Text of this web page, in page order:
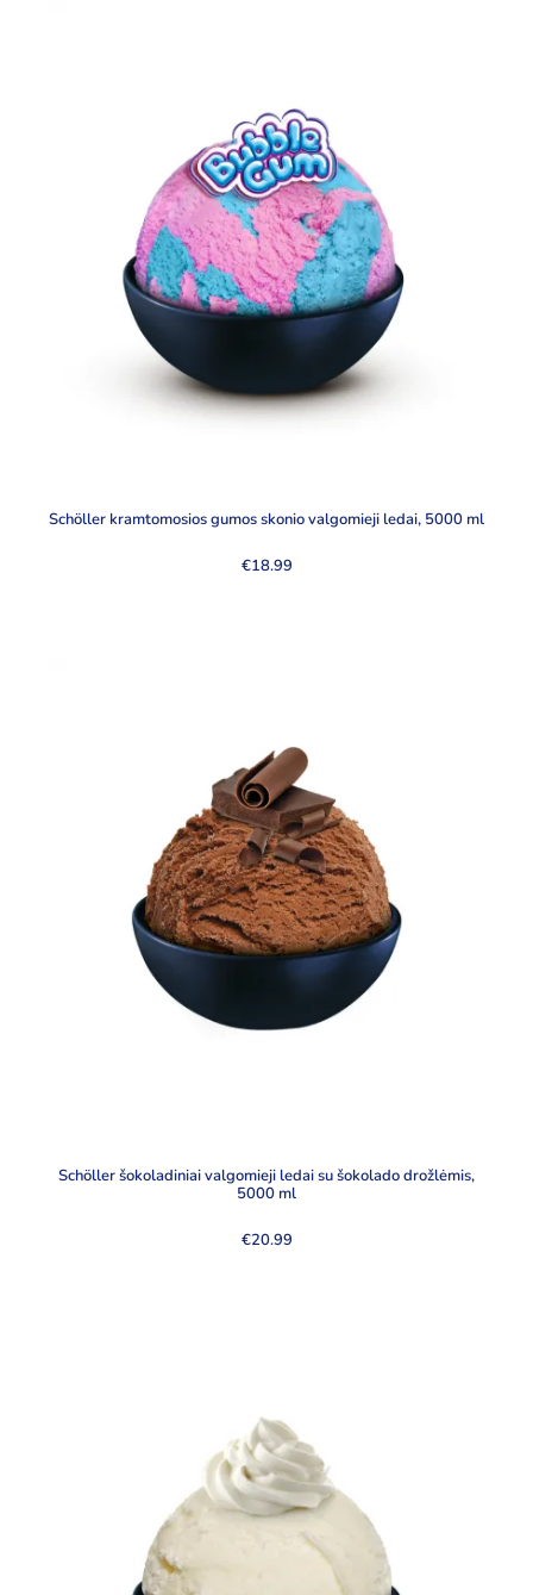
Schöller kramtomosios gumos skonio valgomieji ledai, 5000 ml
€18.99
Schöller šokoladiniai valgomieji ledai su šokolado drožlėmis,
5000 ml
€20.99